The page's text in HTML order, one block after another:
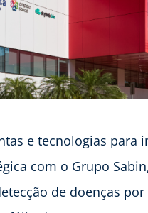
e tecnologias para
com o Grupo
de doenças